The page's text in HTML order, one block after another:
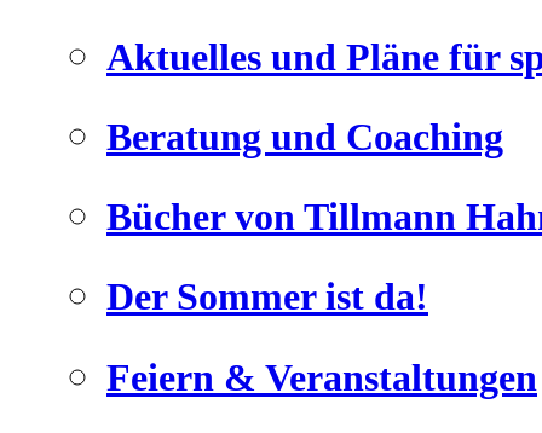
Aktuelles und Pläne für
Beratung und Coaching
Bücher von Tillmann
Der Sommer ist da!
Feiern & Veranstaltungen